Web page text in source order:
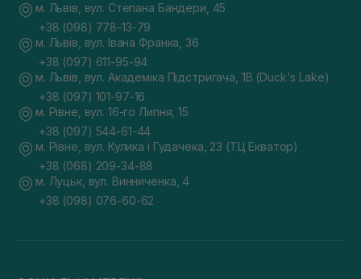
м. Львів, вул. Степана Бандери, 45
+38 (098) 778-13-79
м. Львів, вул. Івана Франка, 36
+38 (097) 611-95-94
м. Львів, вул. Академіка Підстригача, 1В (Duck's Lake)
+38 (097) 101-97-16
м. Рівне, вул. 16-го Липня, 15
+38 (097) 544-61-44
м. Рівне, вул. Кулика і Гудачека, 23 (ТЦ Екватор)
+38 (068) 209-34-88
м. Луцьк, вул. Винниченка, 4
+38 (098) 076-60-62